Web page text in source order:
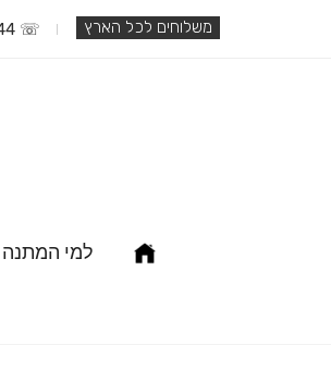
משלוחים לכל הארץ ☏ 052-4411144
למי המתנה